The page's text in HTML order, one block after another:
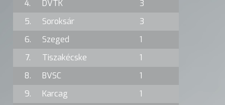
4. DVTK
3
5.
Soroksár
3
6.
Szeged
1
7.
Tiszakécske
1
8.
BVSC
1
9.
Karcag
1